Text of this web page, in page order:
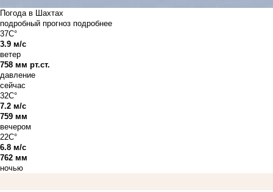
Погода в Шахтах
подробный прогноз подробнее
37C°
3.9 м/с
ветер
758 мм рт.ст.
давление
сейчас
32C°
7.2 м/с
759 мм
вечером
22C°
6.8 м/с
762 мм
ночью